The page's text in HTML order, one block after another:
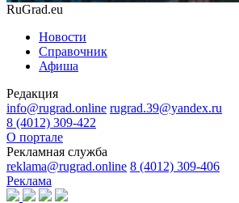
RuGrad.eu
Новости
Справочник
Афиша
Редакция
info@rugrad.online rugrad.39@yandex.ru
8 (4012) 309-422
О портале
Рекламная служба
reklama@rugrad.online 8 (4012) 309-406
Реклама